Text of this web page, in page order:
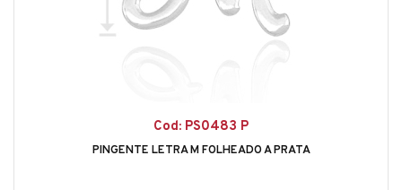
Cod: PS0483 P
PINGENTE LETRA M FOLHEADO A PRATA